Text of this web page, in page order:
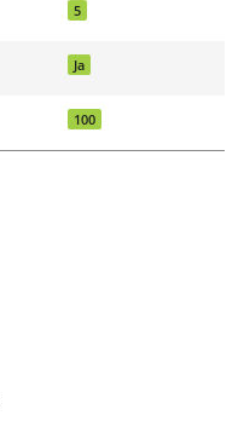
5
Ja
100